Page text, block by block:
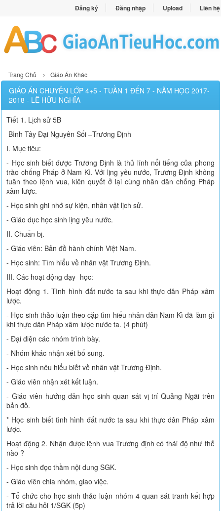
Đăng ký Đăng nhập Upload Liên hệ
Trang Chủ › Giáo Án Khác
GIÁO ÁN CHUYÊN LỚP 4+5 - TUẦN 1 ĐẾN 7 - NĂM HỌC 2017-
2018 - LÊ HỮU NGHĨA
Tiết 1. Lịch sử 5B
Bình Tây Đại Nguyên Sối –Trương Định
I. Mục tiêu:
- Học sinh biết được Trương Định là thủ lĩnh nổi tiếng của phong
trào chống Pháp ở Nam Kì. Với lịng yêu nước, Trương Định không
tuân theo lệnh vua, kiên quyết ở lại cùng nhân dân chống Pháp
xâm lược.
- Học sinh ghi nhớ sự kiện, nhân vật lịch sử.
- Giáo dục học sinh lịng yêu nước.
II. Chuẩn bị.
- Giáo viên: Bản đồ hành chính Việt Nam.
- Học sinh: Tìm hiểu về nhân vật Trương Định.
III. Các hoạt động dạy- học:
Hoạt động 1. Tình hình đất nước ta sau khi thực dân Pháp xâm
lược.
- Học sinh thảo luận theo cặp tìm hiểu nhân dân Nam Kì đã làm gì
khi thực dân Pháp xâm lược nước ta. (4 phút)
- Đại diện các nhóm trình bày.
- Nhóm khác nhận xét bổ sung.
- Học sinh nêu hiểu biết về nhân vật Trương Định.
- Giáo viên nhận xét kết luận.
- Giáo viên hướng dẫn học sinh quan sát vị trí Quảng Ngãi trên
bản đồ.
* Học sinh biết tình hình đất nước ta sau khi thực dân Pháp xâm
lược.
Hoạt động 2. Nhận được lệnh vua Trương định có thái độ như thế
nào ?
- Học sinh đọc thầm nội dung SGK.
- Giáo viên chia nhóm, giao việc.
- Tổ chức cho học sinh thảo luận nhóm 4 quan sát tranh kết hợp
trả lời câu hỏi 1/SGK (5p)